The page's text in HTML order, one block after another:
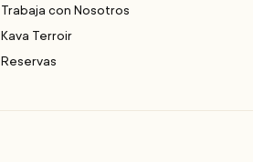
Trabaja con Nosotros
Kava Terroir
Reservas